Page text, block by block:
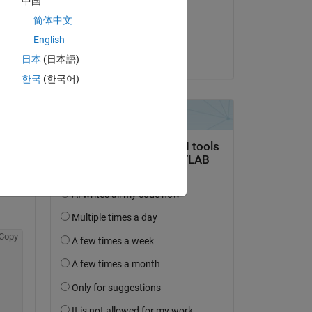
Copy
简体中文
English
日本 (日本語)
한국 (한국어)